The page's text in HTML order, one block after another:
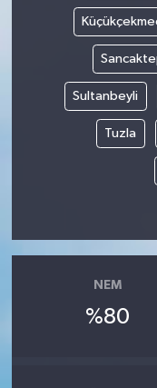
Sultanbeyli
Tuzla
NEM
%80